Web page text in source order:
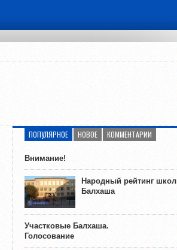
ПОПУЛЯРНОЕ НОВОЕ КОММЕНТАРИИ
Внимание!
Народный рейтинг школ
Балхаша
Участковые Балхаша.
Голосование